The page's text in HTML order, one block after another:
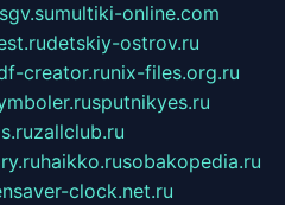
sgv.sumultiki-online.com
detskiy-ostrov.ru
creator.runix-files.org.ru
sputnikyes.ru
zallclub.ru
haikko.rusobakopedia.ru
clock.net.ru